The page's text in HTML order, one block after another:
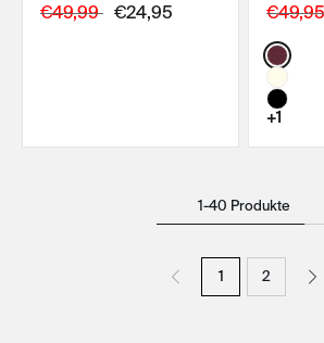
€49,99 €24,95
Color:
+1
1-40 Produkte
1 2